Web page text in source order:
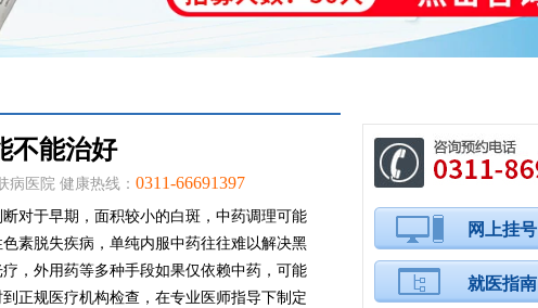
不能治好
病医院 健康热线： 0311-66691397
对于早期，面积较小的白斑，中药调理可能
素脱失疾病，单纯内服中药往往难以解决黑
，外用药等多种手段如果仅依赖中药，可能
正规医疗机构检查，在专业医师指导下制定
网上挂号
就医指南